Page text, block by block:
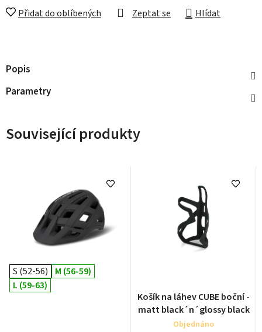
Zeptat se Hlídat
Přidat do oblíbených
Popis
Parametry
Související produkty
S (52-56)
M (56-59)
L (59-63)
Košík na láhev CUBE boční -
matt black´n´glossy black
Objednáno